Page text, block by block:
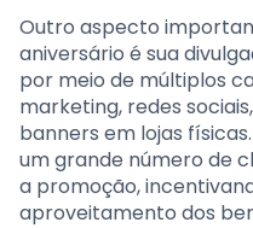
Outro aspecto
aniversário é sua
por meio de múltiplos
marketing, redes
banners em lojas
um grande número de
a promoção,
aproveitamento dos